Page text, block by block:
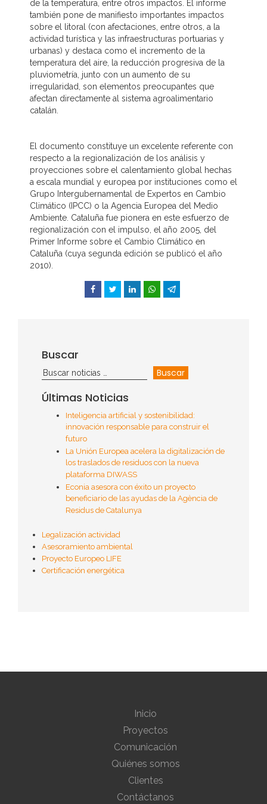
de la temperatura, entre otros impactos. El informe
también pone de manifiesto importantes impactos
sobre el litoral (con afectaciones, entre otros, a la
actividad turística y las infraestructuras portuarias y
urbanas) y destaca como el incremento de la
temperatura del aire, la reducción progresiva de la
pluviometría, junto con un aumento de su
irregularidad, son elementos preocupantes que
afectan directamente al sistema agroalimentario
catalán.
El documento constituye un excelente referente con
respecto a la regionalización de los análisis y
proyecciones sobre el calentamiento global hechas
a escala mundial y europea por instituciones como el
Grupo Intergubernamental de Expertos en Cambio
Climático (IPCC) o la Agencia Europea del Medio
Ambiente. Cataluña fue pionera en este esfuerzo de
regionalización con el impulso, el año 2005, del
Primer Informe sobre el Cambio Climático en
Cataluña (cuya segunda edición se publicó el año
2010).
Facebook
Twitter LinkedInWhatsApp
Buscar
Últimas Noticias
Inteligencia artificial y sostenibilidad:
innovación responsable para construir el
futuro
La Unión Europea acelera la digitalización de
los traslados de residuos con la nueva
plataforma DIWASS
Econia asesora con éxito un proyecto
beneficiario de las ayudas de la Agència de
Residus de Catalunya
Legalización actividad
Asesoramiento ambiental
Proyecto Europeo LIFE
Certificación energética
Inicio
Proyectos
Comunicación
Quiénes somos
Clientes
Contáctanos